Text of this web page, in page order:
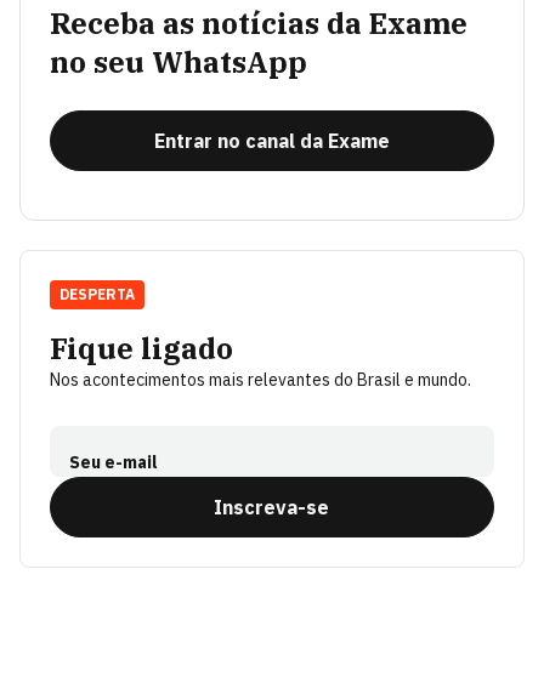
Receba as notícias da Exame
no seu WhatsApp
Entrar no canal da Exame
Fique ligado
Nos acontecimentos mais relevantes do Brasil e mundo.
Seu e-mail
Inscreva-se
DESPERTA